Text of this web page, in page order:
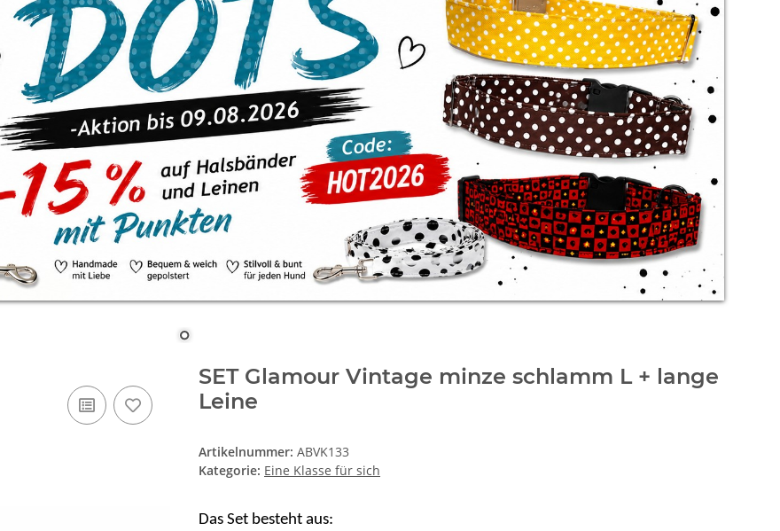
SET Glamour Vintage minze schlamm L + lange
Leine
Artikelnummer: ABVK133
Kategorie: Eine Klasse für sich
Das Set besteht aus: